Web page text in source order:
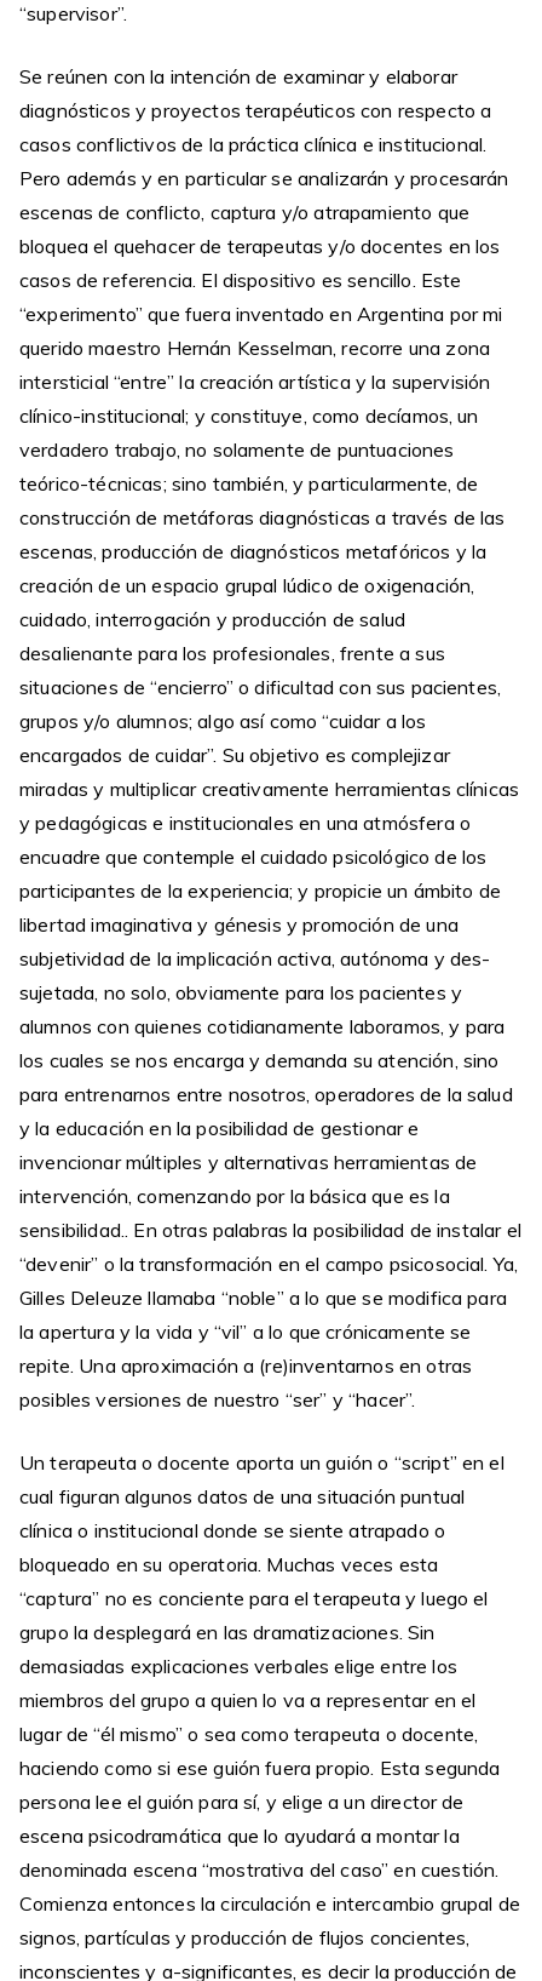
“supervisor”.
Se reúnen con la intención de examinar y elaborar
diagnósticos y proyectos terapéuticos con respecto a
casos conflictivos de la práctica clínica e institucional.
Pero además y en particular se analizarán y procesarán
escenas de conflicto, captura y/o atrapamiento que
bloquea el quehacer de terapeutas y/o docentes en los
casos de referencia. El dispositivo es sencillo. Este
“experimento” que fuera inventado en Argentina por mi
querido maestro Hernán Kesselman, recorre una zona
intersticial “entre” la creación artística y la supervisión
clínico-institucional; y constituye, como decíamos, un
verdadero trabajo, no solamente de puntuaciones
teórico-técnicas; sino también, y particularmente, de
construcción de metáforas diagnósticas a través de las
escenas, producción de diagnósticos metafóricos y la
creación de un espacio grupal lúdico de oxigenación,
cuidado, interrogación y producción de salud
desalienante para los profesionales, frente a sus
situaciones de “encierro” o dificultad con sus pacientes,
grupos y/o alumnos; algo así como “cuidar a los
encargados de cuidar”. Su objetivo es complejizar
miradas y multiplicar creativamente herramientas clínicas
y pedagógicas e institucionales en una atmósfera o
encuadre que contemple el cuidado psicológico de los
participantes de la experiencia; y propicie un ámbito de
libertad imaginativa y génesis y promoción de una
subjetividad de la implicación activa, autónoma y des-
sujetada, no solo, obviamente para los pacientes y
alumnos con quienes cotidianamente laboramos, y para
los cuales se nos encarga y demanda su atención, sino
para entrenarnos entre nosotros, operadores de la salud
y la educación en la posibilidad de gestionar e
invencionar múltiples y alternativas herramientas de
intervención, comenzando por la básica que es la
sensibilidad.. En otras palabras la posibilidad de instalar el
“devenir” o la transformación en el campo psicosocial. Ya,
Gilles Deleuze llamaba “noble” a lo que se modifica para
la apertura y la vida y “vil” a lo que crónicamente se
repite. Una aproximación a (re)inventarnos en otras
posibles versiones de nuestro “ser” y “hacer”.
Un terapeuta o docente aporta un guión o “script” en el
cual figuran algunos datos de una situación puntual
clínica o institucional donde se siente atrapado o
bloqueado en su operatoria. Muchas veces esta
“captura” no es conciente para el terapeuta y luego el
grupo la desplegará en las dramatizaciones. Sin
demasiadas explicaciones verbales elige entre los
miembros del grupo a quien lo va a representar en el
lugar de “él mismo” o sea como terapeuta o docente,
haciendo como si ese guión fuera propio. Esta segunda
persona lee el guión para sí, y elige a un director de
escena psicodramática que lo ayudará a montar la
denominada escena “mostrativa del caso” en cuestión.
Comienza entonces la circulación e intercambio grupal de
signos, partículas y producción de flujos concientes,
inconscientes y a-significantes, es decir la producción de